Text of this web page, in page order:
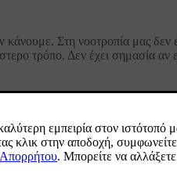
Στη νοοτροπία μας δεν
τρόπο. Δεν έχει σημασία
τους ανθρώπους σε
δίκτυο των Επίσημων